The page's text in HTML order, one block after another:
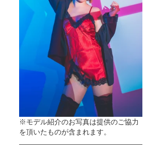
※モデル紹介のお写真は提供のご協力
を頂いたものが含まれます。